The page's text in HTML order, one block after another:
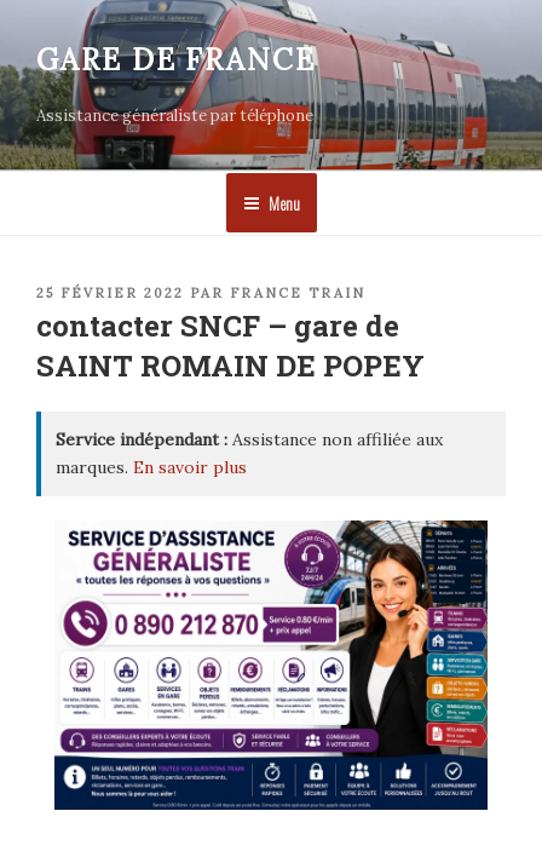
contenu
principal
GARE DE FRANCE
Assistance généraliste par téléphone
Menu
PUBLIÉ
25 FÉVRIER 2022 PAR FRANCE TRAIN
contacter SNCF – gare de
SAINT ROMAIN DE POPEY
Service indépendant : Assistance non affiliée aux
marques. En savoir plus